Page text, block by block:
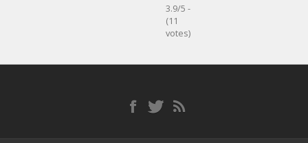
3.9/5 -
(11
votes)